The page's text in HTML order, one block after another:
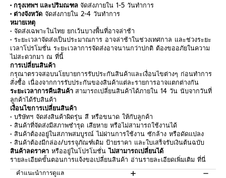
• กรุงเทพฯ และปริมณฑล จัดส่งภายใน 1-5 วันทำการ
• ต่างจังหวัด จัดส่งภายใน 2-4 วันทำการ
หมายเหตุ
• จัดส่งเฉพาะในไทย ยกเว้นบางพื้นที่อาจล่าช้า
• ระยะเวลาจัดส่งเป็นประมาณการ อาจล่าช้าในช่วงเทศกาล และช่วงระยะ
เวลาโปรโมชั่น ระยะเวลาการจัดส่งอาจนานกว่าปกติ ต้องขออภัยในความ
ไม่สะดวกมา ณ ที่นี้
การเปลี่ยนสินค้า
กรุณาตรวจสอบนโยบายการรับประกันสินค้าและเงื่อนไขต่างๆ ก่อนทำการ
สั่งซื้อ เนื่องจากการรับประกันของสินค้าแต่ละรายการอาจแตกต่างกัน
ระยะเวลาการคืนสินค้า สามารถเปลี่ยนสินค้าได้ภายใน 14 วัน นับจากวันที่
ลูกค้าได้รับสินค้า
เงื่อนไขการเปลี่ยนสินค้า
• บริษัทฯ จัดส่งสินค้าผิดรุ่น สี หรือขนาด ให้กับลูกค้า
• สินค้าที่จัดส่งมีสภาพชำรุด เสียหาย หรือไม่สามารถใช้งานได้
• สินค้าต้องอยู่ในสภาพสมบูรณ์ ไม่ผ่านการใช้งาน ซักล้าง หรือดัดแปลง
• สินค้าต้องมีกล่อง/บรรจุภัณฑ์เดิม ป้ายราคา และใบเสร็จรับเงินต้นฉบับ
สินค้าลดราคา หรืออยู่ในโปรโมชั่นไม่สามารถเปลี่ยนได้
รายละเอียดขั้นตอนการแจ้งขอเปลี่ยนสินค้า อ่านรายละเอียดเพิ่มเติม ที่นี่
คำแนะนำการดูแล